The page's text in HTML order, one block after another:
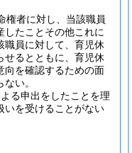
権者に対し、当該職員
したことその他これに
職員に対して、育児休
せるとともに、育児休
向を確認するための面
い。
る申出をしたことを理
いを受けることがない